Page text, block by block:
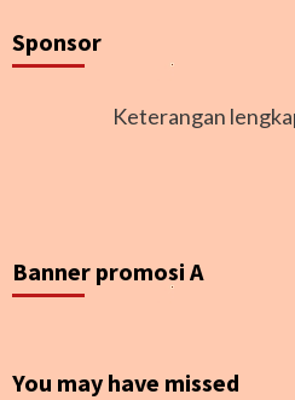
Sponsor
Keterangan
Banner promosi A
You may have missed